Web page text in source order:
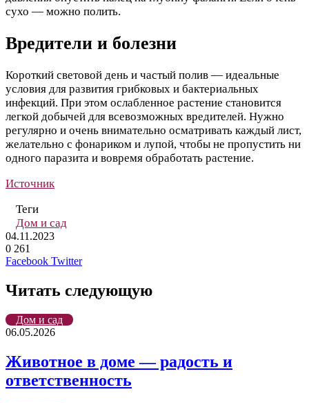
сухо — можно полить.
Вредители и болезни
Короткий световой день и частый полив — идеальные
условия для развития грибковых и бактериальных
инфекций. При этом ослабленное растение становится
легкой добычей для всевозможных вредителей. Нужно
регулярно и очень внимательно осматривать каждый лист,
желательно с фонариком и лупой, чтобы не пропустить ни
одного паразита и вовремя обработать растение.
Источник
Теги
Дом и сад
04.11.2023
0 261
Facebook TwitterLinkedIn
Tumblr
Reddit
Вконтакте
Одноклассники
Skype
Messenger
Messenger
WhatsApp
Telegram
Viber
Line
Поделиться
почту
Печатать
Читать следующую
Дом и сад
06.05.2026
Животное в доме — радость и
ответственность